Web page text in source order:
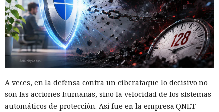
10:18 / 09.08.2026
Ciberdelincuentes buscaban carteras de criptomonedas
mientras un desconocido permanecía sentado a sus
A veces, en la defensa contra un ciberataque lo decisivo no
son las acciones humanas, sino la velocidad de los sistemas
automáticos de protección. Así fue en la empresa QNET —